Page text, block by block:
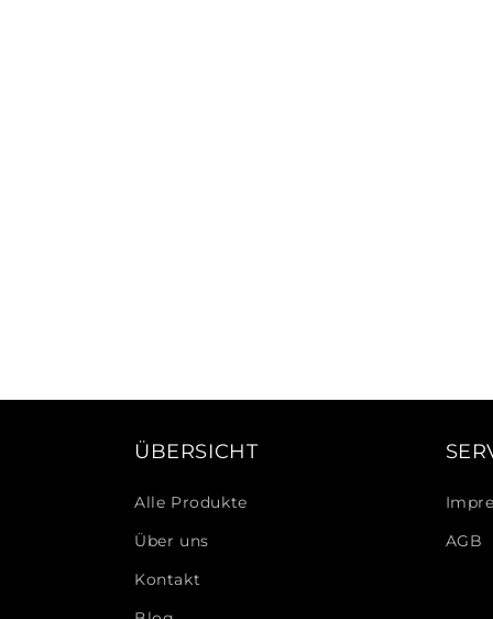
ÜBERSICHT
Alle Produkte
Über uns
Kontakt
AGB